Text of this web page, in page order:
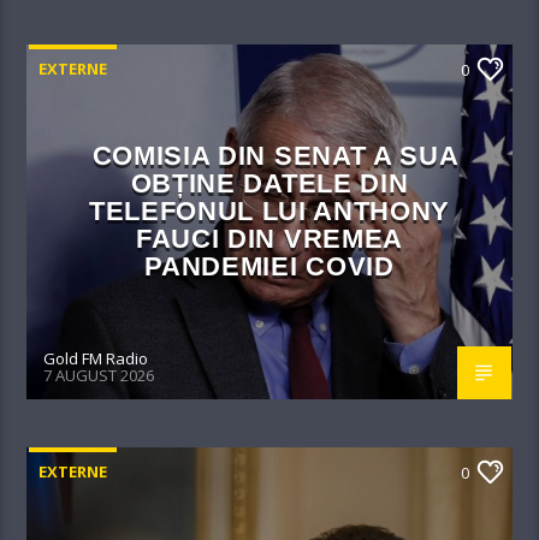
EXTERNE 0
COMISIA DIN SENAT A SUA
OBȚINE DATELE DIN
TELEFONUL LUI ANTHONY
FAUCI DIN VREMEA
PANDEMIEI COVID
Gold FM Radio
7 AUGUST 2026
EXTERNE 0